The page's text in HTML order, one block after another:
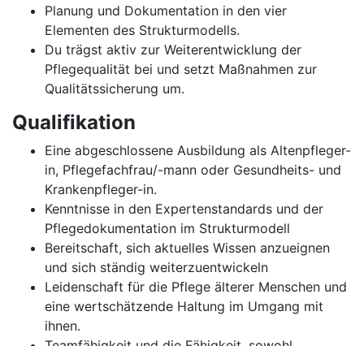
Planung und Dokumentation in den vier
Elementen des Strukturmodells.
Du trägst aktiv zur Weiterentwicklung der
Pflegequalität bei und setzt Maßnahmen zur
Qualitätssicherung um.
Qualifikation
Eine abgeschlossene Ausbildung als Altenpfleger-
in, Pflegefachfrau/-mann oder Gesundheits- und
Krankenpfleger-in.
Kenntnisse in den Expertenstandards und der
Pflegedokumentation im Strukturmodell
Bereitschaft, sich aktuelles Wissen anzueignen
und sich ständig weiterzuentwickeln
Leidenschaft für die Pflege älterer Menschen und
eine wertschätzende Haltung im Umgang mit
ihnen.